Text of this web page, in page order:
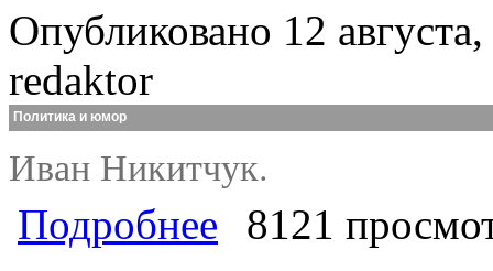
Опубликовано 12
redaktor
Политика и юмор
Иван Никитчук.
Подробнее о Где пройдет линия «Народного
8121